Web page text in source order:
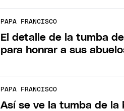
PAPA FRANCISCO
El detalle de la tumba
para honrar a sus
PAPA FRANCISCO
Así se ve la tumba de la